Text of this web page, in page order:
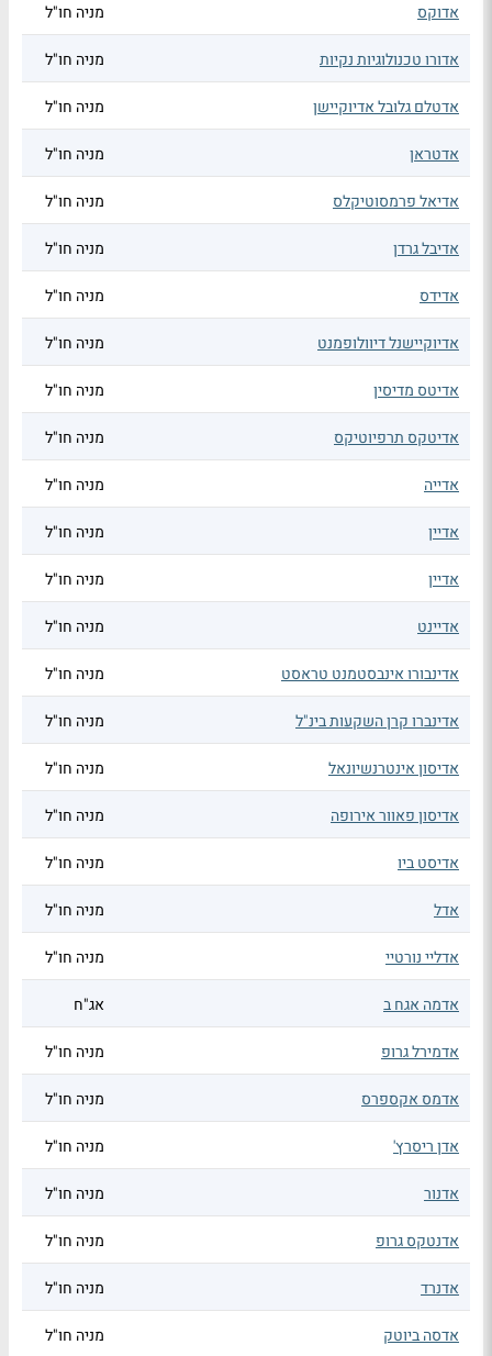
אדוקס מניה חו"ל
אדורו טכנולוגיות נקיות מניה חו"ל
אדטלם גלובל אדיוקיישן מניה חו"ל
אדטראן מניה חו"ל
אדיאל פרמסוטיקלס מניה חו"ל
אדיבל גרדן מניה חו"ל
אדידס מניה חו"ל
אדיוקיישנל דיוולופמנט מניה חו"ל
אדיטס מדיסין מניה חו"ל
אדיטקס תרפיוטיקס מניה חו"ל
אדייה מניה חו"ל
אדיין מניה חו"ל
אדיין מניה חו"ל
אדיינט מניה חו"ל
אדינבורו אינבסטמנט טראסט מניה חו"ל
אדינברו קרן השקעות בינ"ל מניה חו"ל
אדיסון אינטרנשיונאל מניה חו"ל
אדיסון פאוור אירופה מניה חו"ל
אדיסט ביו מניה חו"ל
אדל מניה חו"ל
אדליי נורטיי מניה חו"ל
אדמה אגח ב אג"ח
אדמירל גרופ מניה חו"ל
אדמס אקספרס מניה חו"ל
אדן ריסרץ' מניה חו"ל
אדנור מניה חו"ל
אדנטקס גרופ מניה חו"ל
אדנרד מניה חו"ל
אדסה ביוטק מניה חו"ל